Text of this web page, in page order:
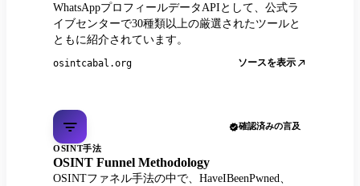
WhatsAppプロフィールデータAPIとして、公式ラ
イブセンターで30種類以上の厳選されたツールと
ともに紹介されています。
osintcabal.org ソースを表示
確認済みの言及
OSINT手法
OSINT Funnel Methodology
OSINTファネル手法の中で、HaveIBeenPwned、